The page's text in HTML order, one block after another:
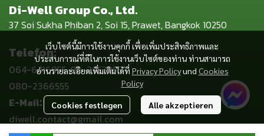
เว็บไซต์นี้มีการใช้งานคุกกี้ เพื่อเพิ่มประสิทธิภาพและ
ประสบการณ์ที่ดีในการใช้งานเว็บไซต์ของท่าน ท่านสามารถ
อ่านรายละเอียดเพิ่มเติมได้ที่ Privacy Policyund Cookies
Policy
Cookies festlegen Alle akzeptieren
Di-Well Group Co., Ltd.
37 Soi Sukha Phiban 2, Soi 15, Prawet, Bangkok 10250
Telefon:
064-6416955, 02-2953955,
080-2366555
E-Mail:
diwell.contact@gmail.com